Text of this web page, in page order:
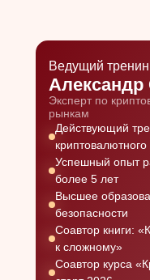
Ведущий
Александр
Эксперт по
рынкам
Действующий
Успешный опыт
более 5 лет
Высшее
безопасности
Соавтор книги:
к сложному»
Соавтор курса